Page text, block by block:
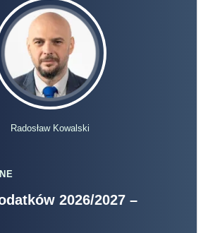
Radosław Kowalski
2026/2027 –